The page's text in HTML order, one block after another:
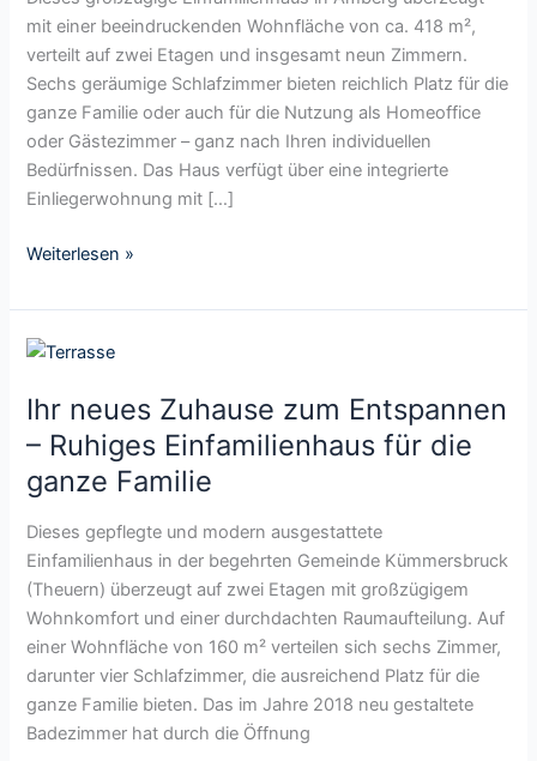
mit einer beeindruckenden Wohnfläche von ca. 418 m²,
verteilt auf zwei Etagen und insgesamt neun Zimmern.
Sechs geräumige Schlafzimmer bieten reichlich Platz für die
ganze Familie oder auch für die Nutzung als Homeoffice
oder Gästezimmer – ganz nach Ihren individuellen
Bedürfnissen. Das Haus verfügt über eine integrierte
Einliegerwohnung mit […]
h
ö
n
e
s
E
i
n
l
n
a
u
s
m
i
t
t
o
l
Weiterlesen »
Ihr neues Zuhause zum Entspannen
– Ruhiges Einfamilienhaus für die
ganze Familie
Dieses gepflegte und modern ausgestattete
Einfamilienhaus in der begehrten Gemeinde Kümmersbruck
(Theuern) überzeugt auf zwei Etagen mit großzügigem
Wohnkomfort und einer durchdachten Raumaufteilung. Auf
einer Wohnfläche von 160 m² verteilen sich sechs Zimmer,
darunter vier Schlafzimmer, die ausreichend Platz für die
ganze Familie bieten. Das im Jahre 2018 neu gestaltete
Badezimmer hat durch die Öffnung
I
u
e
s
Z
u
a
s